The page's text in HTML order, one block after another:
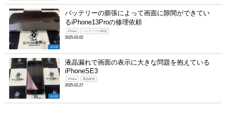
未分類
バッテリーの膨張によって画面に隙間ができてい
るiPhone13Proの修理依頼
iPhone バッテリーの膨張
2025.03.02
未分類
液晶漏れで画面の表示に大きな問題を抱えている
iPhoneSE3
iPhone 液晶破損
2025.02.27